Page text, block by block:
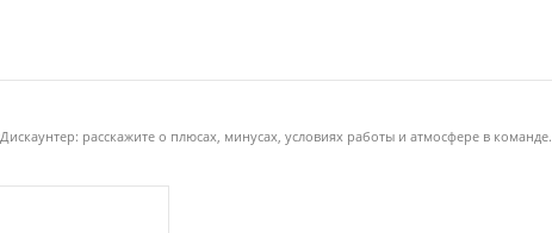
расскажите о плюсах, минусах, условиях работы и атмосфере в команде.